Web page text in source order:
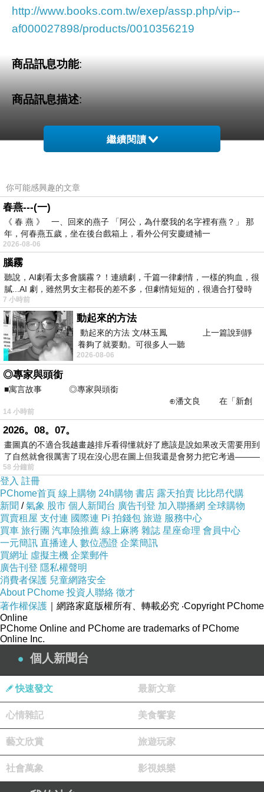
http://www.books.com.tw/exep/assp.php/vip--
af000027898/products/0010356219
商品訊息功能:
商品訊息描述:
的健康生活方法＆注意事項──在妊娠10個月期
間，準爸爸必須遵守的生活守則──關於高齡懷
孕、分娩的疑問
分娩
及計畫──產後憂鬱症的克服方法──產後後遺症
及7種疾病──產後的避孕方法──產後肥胖症與中
藥減肥法
育兒必須哺餵母乳的理由＆成功祕訣──新生兒
的成長與發育──新生兒疾病──新生兒護理＆嬰
兒按摩方法──培養自立能力的方法──119嬰兒疾
★特別加贈：媽媽和寶寶一起聽的10首胎教音樂
CD
作者簡介
熊津編輯部
隨著社會的發展，女性的結婚年齡也逐漸延後，
相信許多女性對於晚生也產生了不安感；因此撰
寫了這本生育指南專書，就是希望能讓每位高齡
產婦，可以充分享受養兒育女的樂趣。
譯者簡介
金哲
出生於1977年，朝鮮族，博士研究生。長期從事
韓語翻譯工作，多次擔任中韓技術研討會同聲翻
譯，經濟洽談會現場翻譯。主要翻譯作品有：童
話小說《鵓鴣鳥巢?的孩子們》，學習漫畫系列
叢書《苗條的孩子和肥胖的孩子》等。
繼續閱讀
你可能感興趣的文章
春燕---(一)
《 春 燕 》 一、回來的燕子 「阿公，為什麼我的名字裡有燕？」 那
年，何春燕五歲，坐在後台戲箱上，看外公何安慶縫補一
2026-08-06
腦霧
聽說，AI劇看太多會腦霧？！連續劇，千篇一律劇情，一樣的狗血，很
膩...AI 劇，雖然男女主都長的差不多，但劇情短短的，很適合打發時
7 小時前
動起來的方法
動起來的方法 文/林玉鳳 上一篇說到靜
養夠了就要動。可很多人一聽
2026-08-06
◎專家與頭銜
■寓言故事 ◎專家與頭銜
⊕潘文良 在「新創
之谷」裡——
14 小時前
2026。08。07。
畫圖真的不適合我越畫越排斥看得懂就好了應該是說如果改天需要用到
了自然就會很厲害了現在沒心思在圖上但我還是會努力把它考過———
58 分鐘前
登入 註冊
PChome首頁 線上購物 24h購物 書店 露天拍賣 比比昂代購
新聞 /氣象 股市 個人新聞台 廣告刊登 加入聯播網 全球購物
買賣租屋 支付連 國際連 Pi 拍錢包 旅遊 服務中心
買車 旅行團 汽車險推薦 線上麻將 雜誌 星座命理 會員中心
一元簡訊 直播達人 數位憑證 企業簡訊
買網址 虛擬主機 企業郵件
廣告刊登 隱私權聲明
消費者保護 兒童網路安全
About PChome 投資人聯絡 徵才
著作權保護 ｜網路家庭版權所有、轉載必究 ‧Copyright PChome
Online
PChome Online and PChome are trademarks of PChome
Online Inc.
個人新聞台
快速發文 最新文章
心情雜記 美食饗宴
藝文欣賞 旅遊玩家
社會萬象 影視娛樂